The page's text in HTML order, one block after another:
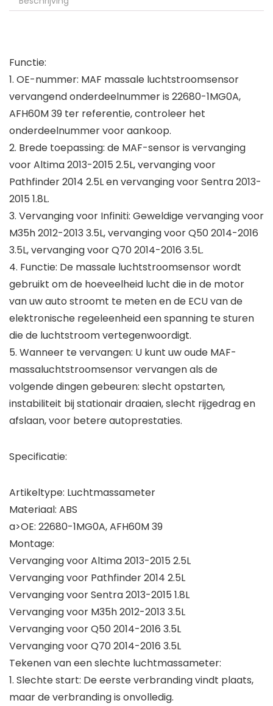
Functie:
1. OE-nummer: MAF massale luchtstroomsensor
vervangend onderdeelnummer is 22680-1MG0A,
AFH60M 39 ter referentie, controleer het
onderdeelnummer voor aankoop.
2. Brede toepassing: de MAF-sensor is vervanging
voor Altima 2013-2015 2.5L, vervanging voor
Pathfinder 2014 2.5L en vervanging voor Sentra 2013-
2015 1.8L.
3. Vervanging voor Infiniti: Geweldige vervanging voor
M35h 2012-2013 3.5L, vervanging voor Q50 2014-2016
3.5L, vervanging voor Q70 2014-2016 3.5L.
4. Functie: De massale luchtstroomsensor wordt
gebruikt om de hoeveelheid lucht die in de motor
van uw auto stroomt te meten en de ECU van de
elektronische regeleenheid een spanning te sturen
die de luchtstroom vertegenwoordigt.
5. Wanneer te vervangen: U kunt uw oude MAF-
massaluchtstroomsensor vervangen als de
volgende dingen gebeuren: slecht opstarten,
instabiliteit bij stationair draaien, slecht rijgedrag en
afslaan, voor betere autoprestaties.
Specificatie:
Artikeltype: Luchtmassameter
Materiaal: ABS
a>OE: 22680-1MG0A, AFH60M 39
Montage:
Vervanging voor Altima 2013-2015 2.5L
Vervanging voor Pathfinder 2014 2.5L
Vervanging voor Sentra 2013-2015 1.8L
Vervanging voor M35h 2012-2013 3.5L
Vervanging voor Q50 2014-2016 3.5L
Vervanging voor Q70 2014-2016 3.5L
Tekenen van een slechte luchtmassameter:
1. Slechte start: De eerste verbranding vindt plaats,
maar de verbranding is onvolledig.